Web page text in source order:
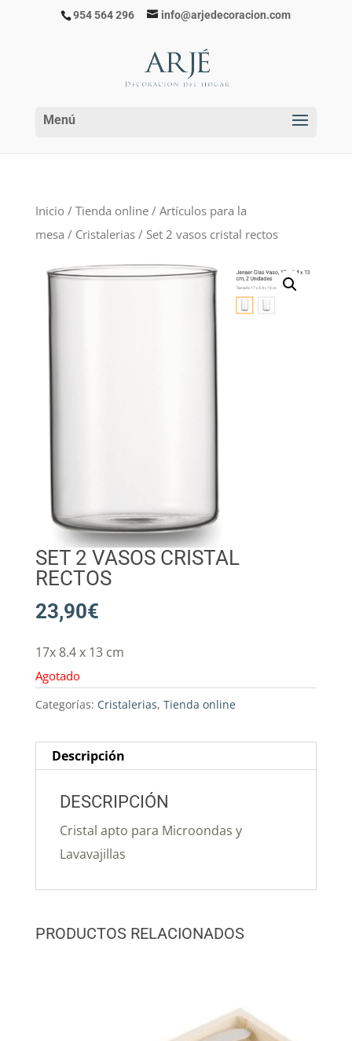
954 564 296 info@arjedecoracion.com
Inicio / Tienda online/ Artículos para la
mesa / Cristalerias/ Set 2 vasos cristal rectos
SET 2 VASOS CRISTAL
RECTOS
23,90€
17x 8.4 x 13 cm
Agotado
Categorías: Cristalerias, Tienda online
Descripción
DESCRIPCIÓN
Cristal apto para Microondas y
Lavavajillas
PRODUCTOS RELACIONADOS